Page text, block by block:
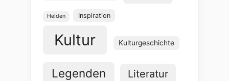
Helden Inspiration
Kultur Kulturgeschichte
Legenden Literatur